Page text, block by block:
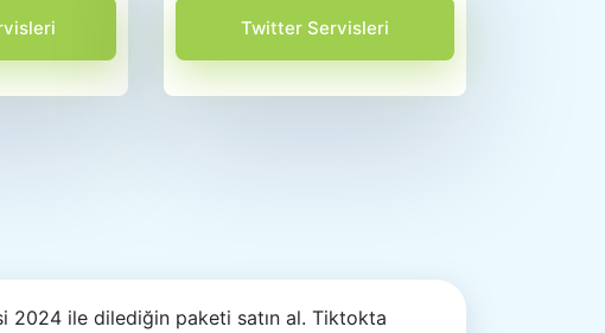
Twitter Servisleri
2024 ile dilediğin paketi satın al. Tiktokta